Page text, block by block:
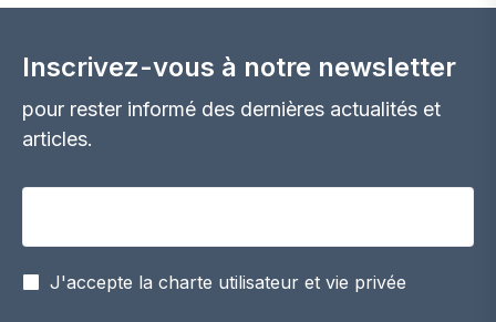
Inscrivez-vous à notre newsletter
pour rester informé des dernières actualités et
articles.
J'accepte la charte utilisateur et vie privée